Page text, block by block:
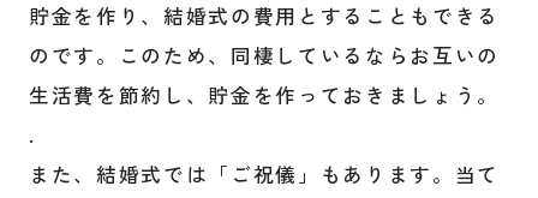
貯金を作り、結婚式の費用とすることもできる
のです。このため、同棲しているならお互いの
生活費を節約し、貯金を作っておきましょう。
.
また、結婚式では「ご祝儀」もあります。当て